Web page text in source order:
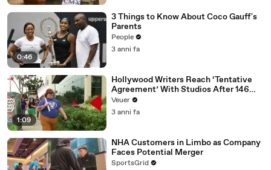
0:46
3 Things to Know About Coco Gauff's
Parents
People
3 anni fa
1:09
Hollywood Writers Reach ‘Tentative
Agreement’ With Studios After 146
Day Strike
Veuer
3 anni fa
NHA Customers in Limbo as Company
Faces Potential Merger
SportsGrid